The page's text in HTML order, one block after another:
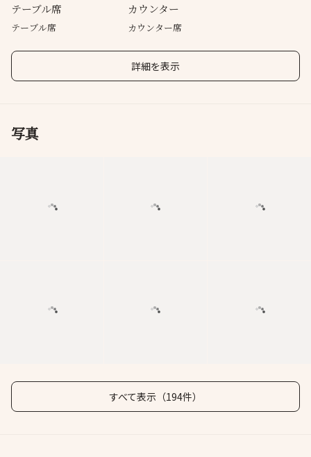
テーブル席
テーブル席
カウンター
カウンター席
詳細を表示
写真
すべて表示（194件）